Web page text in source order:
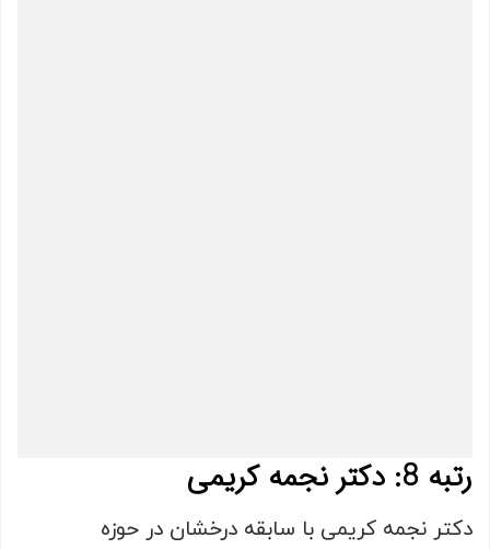
رتبه 8: دکتر نجمه کریمی
دکتر نجمه کریمی با سابقه درخشان در حوزه